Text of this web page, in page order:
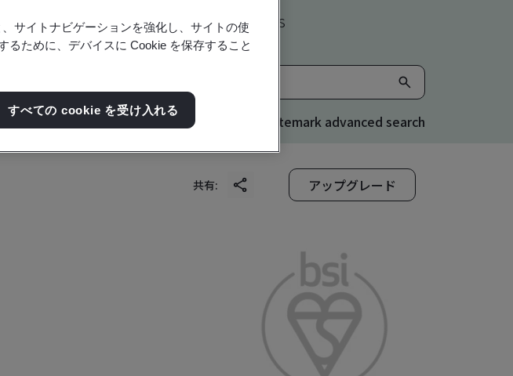
Japanese and global companies
Kitemark advanced search
共有: アップグレード
サイトナビゲーションを強化し、サイトの使
るために、デバイスに Cookie を保存すること
すべての cookie を受け入れる